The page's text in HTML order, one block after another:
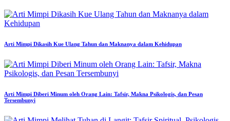
Arti Mimpi Dikasih Kue Ulang Tahun dan Maknanya dalam Kehidupan
Arti Mimpi Diberi Minum oleh Orang Lain: Tafsir, Makna Psikologis, dan Pesan
Tersembunyi